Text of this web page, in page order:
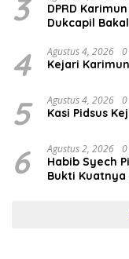
3
DPRD
Dukcapil
4 Agustus 4, 2026
Kejari
5 Agustus 4, 2026
Kasi Pidsus
6 Agustus 2, 2026
Habib Syech
Bukti